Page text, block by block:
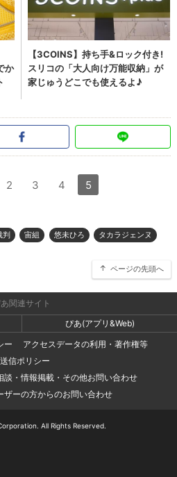
2 3 4 5
判 宙組 悠未ひろ タカラジェンヌ
ページの先頭へ
関連サイト
ぴあ(アプリ&Web)
ー
アクセスデータの利用・著作権等
信ポリシー
談・情報掲載・その他お問い合わせ
ザーの方からのお問い合わせ
All Rights Reserved.